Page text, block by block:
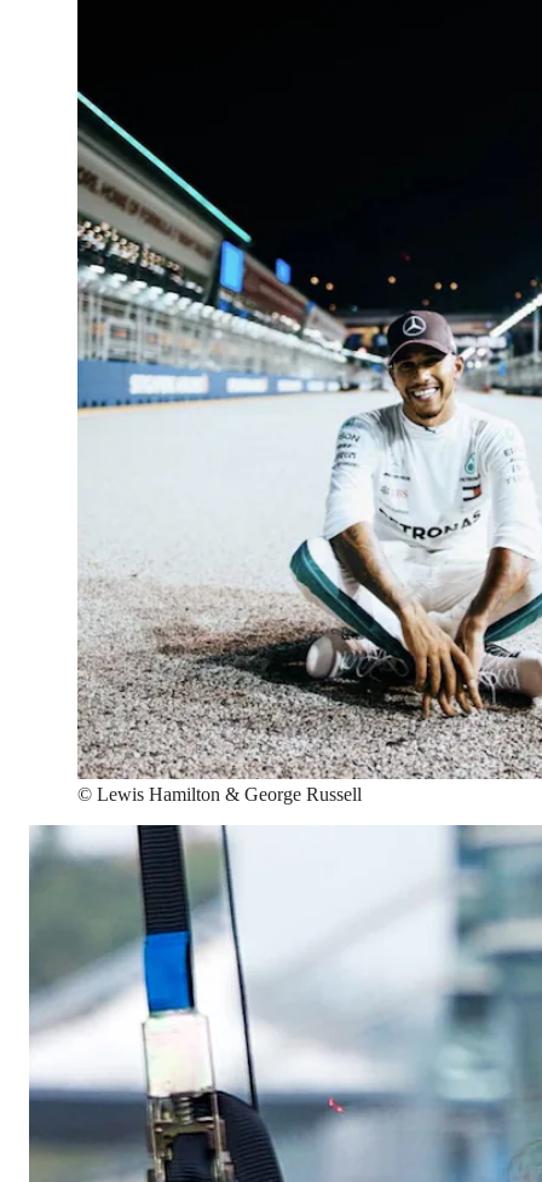
© Lewis Hamilton & George Russell